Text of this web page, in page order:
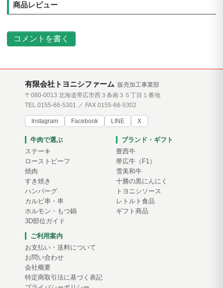
商品レビュー
コメントを書く
有限会社トヨニシファーム 販売加工事業部
〒080-0013 北海道帯広市西３条南３５丁目１番地
TEL 0155-66-5301 ／ FAX 0155-66-5302
Instagram Facebook LINE X
牛肉で選ぶ
ステーキ
ローストビーフ
焼肉
すき焼き
ハンバーグ
カルビ串・串
ホルモン・もつ鍋
3D部位ガイド
ブランド・ギフト
豊西牛
帯広牛（F1）
雪美和牛
十勝の黒にんにく
トヨニシソース
レトルト食品
ギフト商品
ご利用案内
お支払い・送料について
お問い合わせ
会社概要
特定商取引法に基づく表記